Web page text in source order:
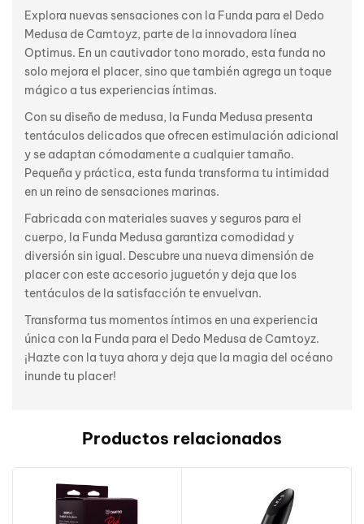
Explora nuevas sensaciones con la Funda para el Dedo
Medusa de Camtoyz, parte de la innovadora línea
Optimus. En un cautivador tono morado, esta funda no
solo mejora el placer, sino que también agrega un toque
mágico a tus experiencias íntimas.
Con su diseño de medusa, la Funda Medusa presenta
tentáculos delicados que ofrecen estimulación adicional
y se adaptan cómodamente a cualquier tamaño.
Pequeña y práctica, esta funda transforma tu intimidad
en un reino de sensaciones marinas.
Fabricada con materiales suaves y seguros para el
cuerpo, la Funda Medusa garantiza comodidad y
diversión sin igual. Descubre una nueva dimensión de
placer con este accesorio juguetón y deja que los
tentáculos de la satisfacción te envuelvan.
Transforma tus momentos íntimos en una experiencia
única con la Funda para el Dedo Medusa de Camtoyz.
¡Hazte con la tuya ahora y deja que la magia del océano
inunde tu placer!
Productos relacionados